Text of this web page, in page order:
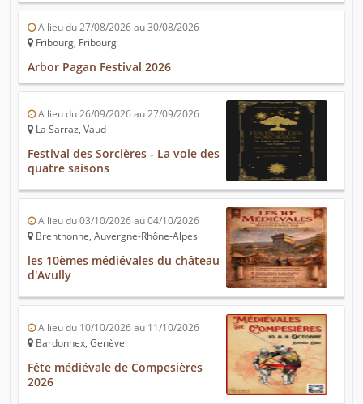
A lieu du 27/08/2026 au 30/08/2026
Fribourg, Fribourg
Arbor Pagan Festival 2026
A lieu du 26/09/2026 au 27/09/2026
La Sarraz, Vaud
Festival des Sorcières - La voie des
quatre saisons
A lieu du 03/10/2026 au 04/10/2026
Brenthonne, Auvergne-Rhône-Alpes
les 10èmes médiévales du château
d'Avully
A lieu du 10/10/2026 au 11/10/2026
Bardonnex, Genève
Fête médiévale de Compesières
2026